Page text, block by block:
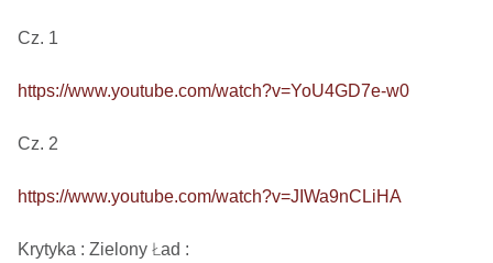
Cz. 1
https://www.youtube.com/watch?v=YoU4GD7e-w0
Cz. 2
https://www.youtube.com/watch?v=JIWa9nCLiHA
Krytyka : Zielony Ład :